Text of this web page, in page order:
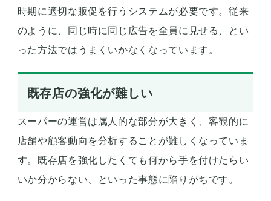
時期に適切な販促を行うシステムが必要です。従来
のように、同じ時に同じ広告を全員に見せる、とい
った方法ではうまくいかなくなっています。
既存店の強化が難しい
スーパーの運営は属人的な部分が大きく、客観的に
店舗や顧客動向を分析することが難しくなっていま
す。既存店を強化したくても何から手を付けたらい
いか分からない、といった事態に陥りがちです。